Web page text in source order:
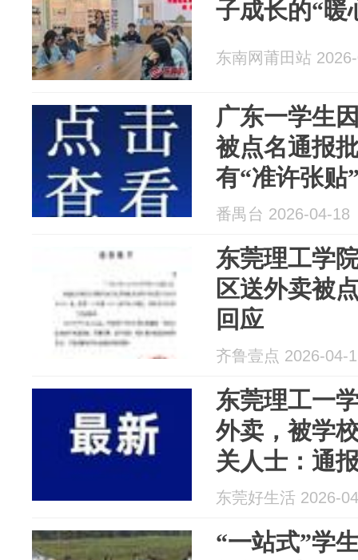
子成长的“暖
东南网莆田站
广东一学生
被点名通报
有“准许张
番禺台 2026-04-18
东莞理工学
区送外卖被
回应
齐鲁壹点 2026-04-
东莞理工一
外卖，被学
关人士：通
东莞好生活 2026-
“一站式”学